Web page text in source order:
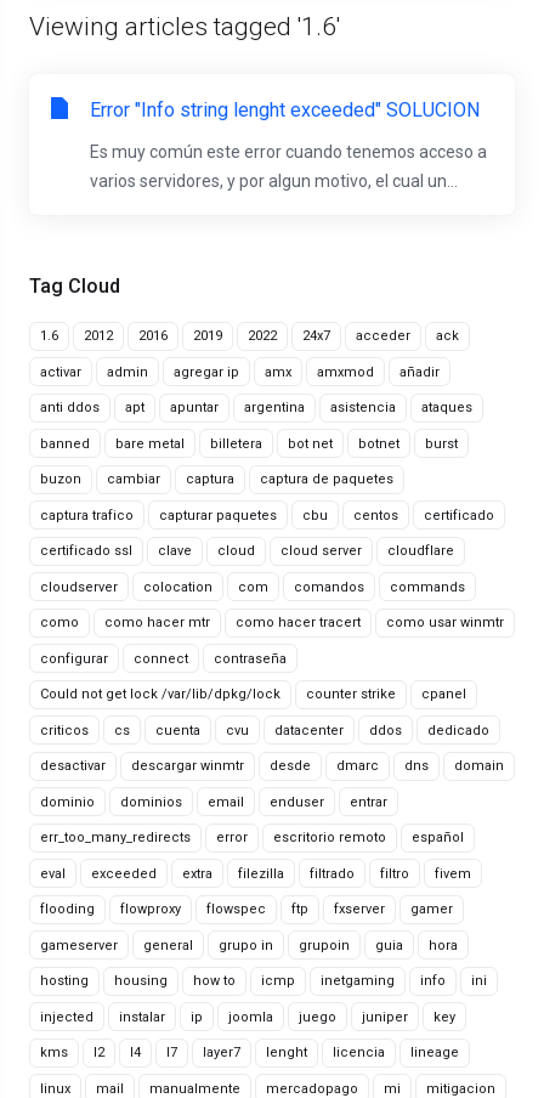
Tag Cloud
1.6 2012 2016 2019 2022 24x7 acceder ack
activar admin agregar ip amx amxmod añadir
anti ddos apt apuntar argentina asistencia ataques
banned bare metal billetera bot net botnet burst
buzon cambiar captura captura de paquetes
captura trafico capturar paquetes cbu centos certificado
certificado ssl clave cloud cloud server cloudflare
cloudserver colocation com comandos commands
como como hacer mtr como hacer tracert como usar winmtr
configurar connect contraseña
Could not get lock /var/lib/dpkg/lock counter strike cpanel
criticos cs cuenta cvu datacenter ddos dedicado
desactivar descargar winmtr desde dmarc dns domain
dominio dominios email enduser entrar
err_too_many_redirects error escritorio remoto español
eval exceeded extra filezilla filtrado filtro fivem
flooding flowproxy flowspec ftp fxserver gamer
gameserver general grupo in grupoin guia hora
hosting housing how to icmp inetgaming info ini
injected instalar ip joomla juego juniper key
kms l2 l4 l7 layer7 lenght licencia lineage
linux mail manualmente mercadopago mi mitigacion
Viewing articles tagged '1.6'
Error "Info string lenght exceeded" SOLUCION
Es muy común este error cuando tenemos acceso a
varios servidores, y por algun motivo, el cual un...